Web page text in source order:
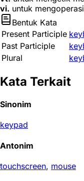
vi. untuk
Bentuk Kata
Present Participle
Past Participle
Plural
Kata Terkait
Sinonim
keypad
Antonim
touchscreen, mouse